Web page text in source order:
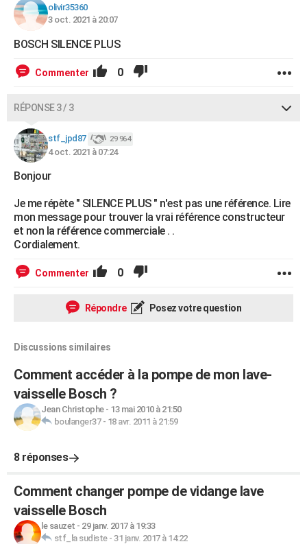
olivir35360
3 oct. 2021 à 20:07
BOSCH SILENCE PLUS
Commenter 0
RÉPONSE 3 / 3
stf_jpd87 29 964
4 oct. 2021 à 07:24
Bonjour
Je me répète " SILENCE PLUS " n'est pas une référence. Lire
mon message pour trouver la vrai référence constructeur
et non la référence commerciale . .
Cordialement.
Commenter 0
Répondre Posez votre question
Discussions similaires
Comment accéder à la pompe de mon lave-
vaisselle Bosch ?
Jean Christophe- 13 mai 2010 à 21:50
boulanger37- 18 avr. 2011 à 21:59
8 réponses
Comment changer pompe de vidange lave
vaisselle Bosch
le sauzet - 29 janv. 2017 à 19:33
stf_la sudiste- 31 janv. 2017 à 14:22